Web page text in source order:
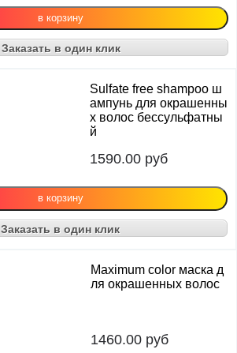
Заказать в один клик
Sulfate free shampoo ш
ампунь для окрашенны
х волос бессульфатны
й
1590.00 руб
Заказать в один клик
Maximum color маска д
ля окрашенных волос
1460.00 руб